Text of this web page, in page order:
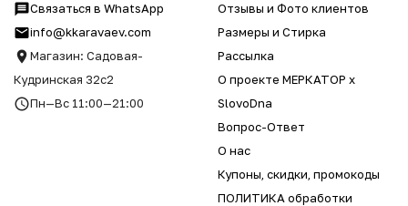
Связаться в WhatsApp
info@kkaravaev.com
Магазин: Садовая-
Кудринская 32с2
Пн—Вс 11:00—21:00
Отзывы и Фото клиентов
Размеры и Стирка
Рассылка
О проекте МЕРКАТОР x
SlovoDna
Вопрос-Ответ
О нас
Купоны, скидки, промокоды
ПОЛИТИКА обработки